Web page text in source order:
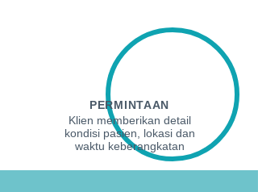
PERMINTAAN
Klien memberikan detail
kondisi pasien, lokasi dan
waktu keberangkatan